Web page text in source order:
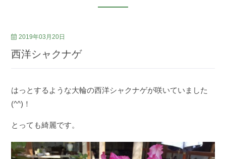
2019年03月20日
西洋シャクナゲ
はっとするような大輪の西洋シャクナゲが咲いていました
(^^)！
とっても綺麗です。